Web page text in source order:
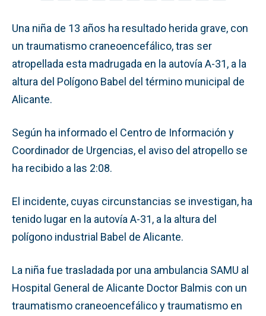
Una niña de 13 años ha resultado herida grave, con
un traumatismo craneoencefálico, tras ser
atropellada esta madrugada en la autovía A-31, a la
altura del Polígono Babel del término municipal de
Alicante.
Según ha informado el Centro de Información y
Coordinador de Urgencias, el aviso del atropello se
ha recibido a las 2:08.
El incidente, cuyas circunstancias se investigan, ha
tenido lugar en la autovía A-31, a la altura del
polígono industrial Babel de Alicante.
La niña fue trasladada por una ambulancia SAMU al
Hospital General de Alicante Doctor Balmis con un
traumatismo craneoencefálico y traumatismo en